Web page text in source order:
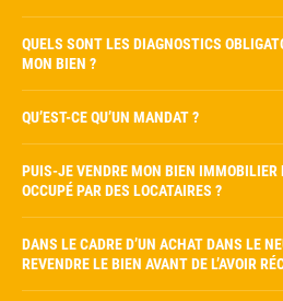
QUELS SONT LES DIAGNOSTICS
MON BIEN ?
QU’EST-CE QU’UN MANDAT ?
PUIS-JE VENDRE MON BIEN IMMOBILIER
OCCUPÉ PAR DES LOCATAIRES ?
DANS LE CADRE D’UN ACHAT DANS LE
REVENDRE LE BIEN AVANT DE L’AVOIR